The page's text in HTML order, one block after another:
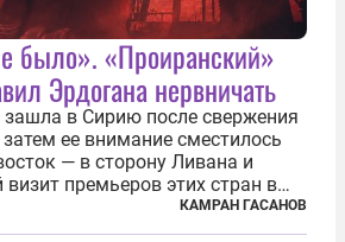
было». «Проиранский»
Эрдогана нервничать
зашла в Сирию после свержения
ее внимание сместилось
— в сторону Ливана и
премьеров этих стран в
об участии турецкой компании
нефти иракского Киркука и
КАМРАН ГАСАНОВ